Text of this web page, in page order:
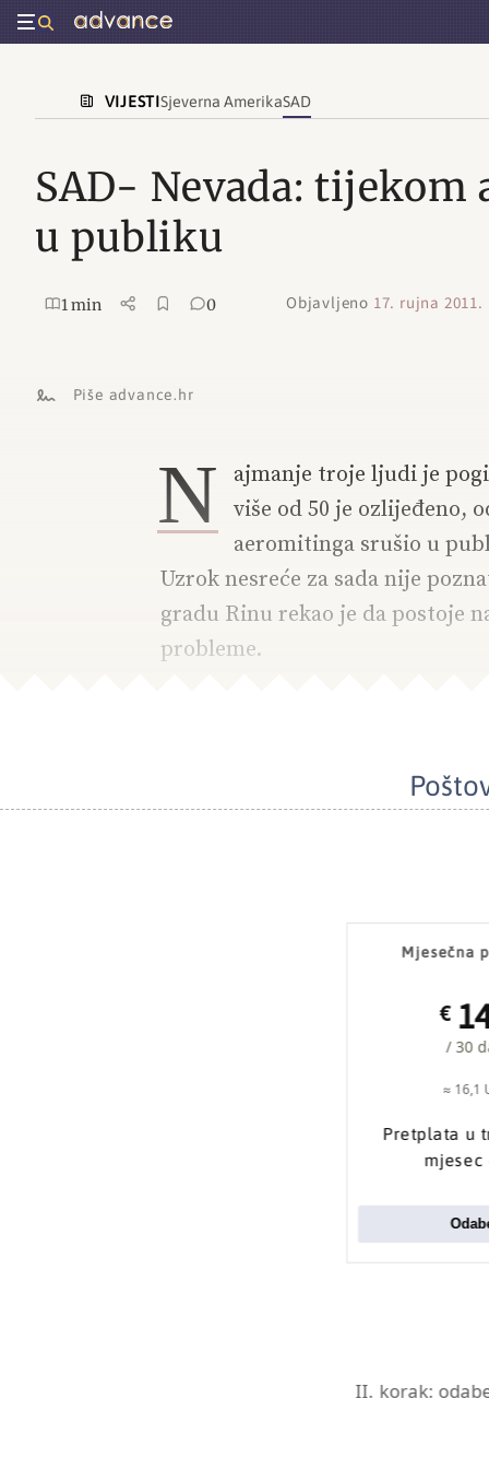
VIJESTISjeverna AmerikaSAD
SAD- Nevada:
u publiku
1 min 0 Objavljeno 17. rujna 2011.
Piše advance.hr
N
ajmanje troje ljudi je
više od 50 je ozlijeđeno,
aeromitinga srušio u
Uzrok nesreće za sada nije
gradu Rinu rekao je da postoje
probleme.
Mjesečna
€
/ 30
≈ 16,1
Pretplata u
mjesec
II. korak: